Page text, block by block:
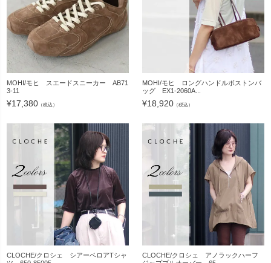
MOHI/モヒ スエードスニーカー AB71
3-11
¥17,380 （税込）
MOHI/モヒ ロングハンドルボストンバ
ッグ EX1-2060A...
¥18,920 （税込）
CLOCHE/クロシェ シアーベロアTシャ
CLOCHE/クロシェ アノラックハーフ